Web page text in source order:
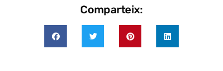
Comparteix: